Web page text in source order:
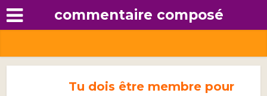
commentaire composé
Tu dois être membre pour